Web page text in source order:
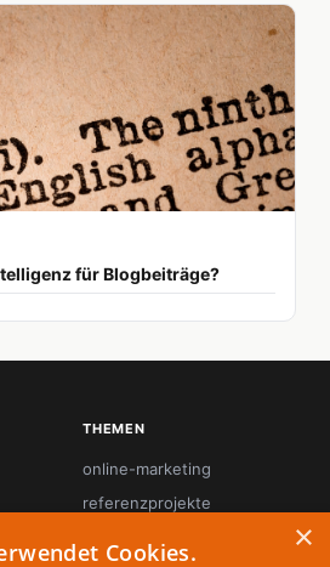
für Blogbeiträge?
THEMEN
online-marketing
referenzprojekte
×
Cookies.